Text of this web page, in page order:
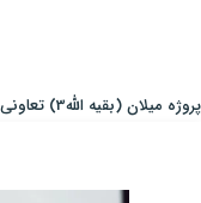
پروژه میلان (بقیه الله3) تعاونی نامی اریکه پارسیان